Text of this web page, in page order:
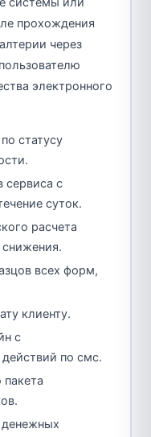
прохождения
через
электронного
статусу
сервиса с
суток.
расчета
снижения.
всех форм,
клиенту.
с
по смс.
денежных